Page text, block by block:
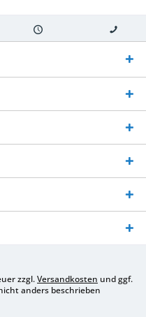
Versand von So erreichen
Sie uns 0160
970 511 90
zzgl.Versandkosten und ggf.
anders beschrieben